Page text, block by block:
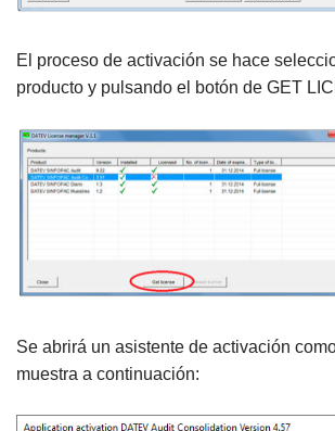
El proceso de activación se hace
producto y pulsando el botón de GET
Se abrirá un asistente de activación
muestra a continuación: